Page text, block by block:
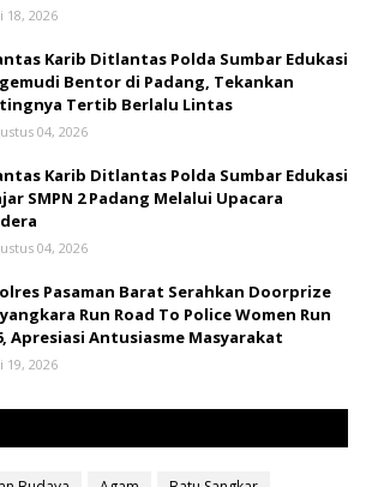
18, 2026
Karib Ditlantas Polda Sumbar Edukasi
Bentor di Padang, Tekankan
Tertib Berlalu Lintas
04, 2026
Karib Ditlantas Polda Sumbar Edukasi
SMPN 2 Padang Melalui Upacara
04, 2026
Pasaman Barat Serahkan Doorprize
Run Road To Police Women Run
Apresiasi Antusiasme Masyarakat
19, 2026